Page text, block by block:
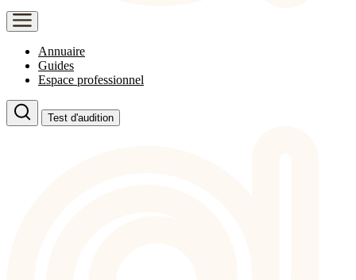
Annuaire
Guides
Espace professionnel
Test d'audition